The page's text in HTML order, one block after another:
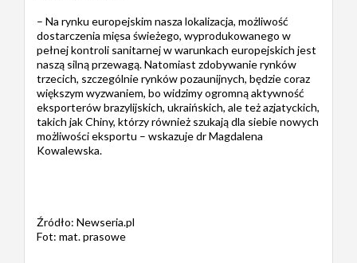
– Na rynku europejskim nasza lokalizacja, możliwość
dostarczenia mięsa świeżego, wyprodukowanego w
pełnej kontroli sanitarnej w warunkach europejskich jest
naszą silną przewagą. Natomiast zdobywanie rynków
trzecich, szczególnie rynków pozaunijnych, będzie coraz
większym wyzwaniem, bo widzimy ogromną aktywność
eksporterów brazylijskich, ukraińskich, ale też azjatyckich,
takich jak Chiny, którzy również szukają dla siebie nowych
możliwości eksportu – wskazuje dr Magdalena
Kowalewska.
Źródło: Newseria.pl
Fot: mat. prasowe